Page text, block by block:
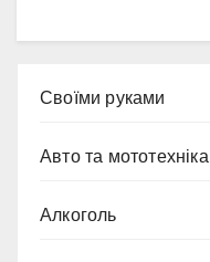
Cвоїми руками
Авто та мототехніка
Алкоголь